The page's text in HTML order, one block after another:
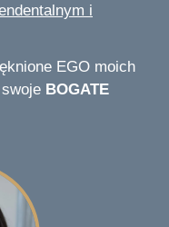
i
EGO moich
BOGATE